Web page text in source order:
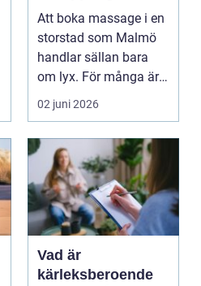
och välmående
Att boka massage i en
storstad som Malmö
handlar sällan bara
om lyx. För många är
det ett sätt att h...
02 juni 2026
Vad är
kärleksberoende